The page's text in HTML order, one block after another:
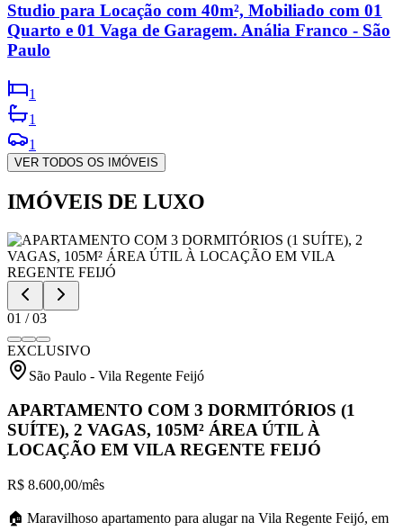
Studio para Locação com 40m², Mobiliado com 01
Quarto e 01 Vaga de Garagem. Anália Franco - São
Paulo
1
1
1
VER TODOS OS IMÓVEIS
IMÓVEIS DE LUXO
01 /03
EXCLUSIVO
São Paulo - Vila Regente Feijó
APARTAMENTO COM 3 DORMITÓRIOS (1
SUÍTE), 2 VAGAS, 105M² ÁREA ÚTIL À
LOCAÇÃO EM VILA REGENTE FEIJÓ
R$ 8.600,00/mês
🏠 Maravilhoso apartamento para alugar na Vila Regente Feijó, em